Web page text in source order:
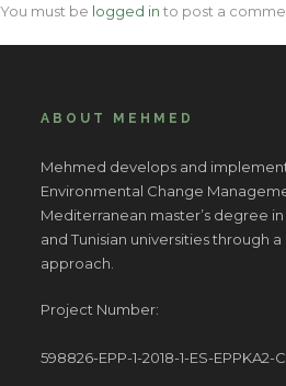
You must be logged in to post a
ABOUT MEHMED
Mehmed develops and
Environmental Change
Mediterranean master’s degree
and Tunisian universities through
approach.
Project Number:
598826-EPP-1-2018-1-ES-EPPKA2-